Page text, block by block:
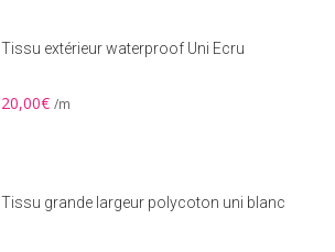
Tissu extérieur waterproof Uni Ecru
20,00€ /m
Tissu grande largeur polycoton uni blanc